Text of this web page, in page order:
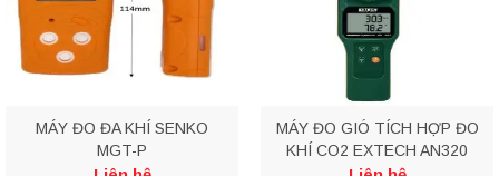
MÁY ĐO ĐA KHÍ SENKO
MGT-P
MÁY ĐO GIÓ TÍCH HỢP ĐO
KHÍ CO2 EXTECH AN320